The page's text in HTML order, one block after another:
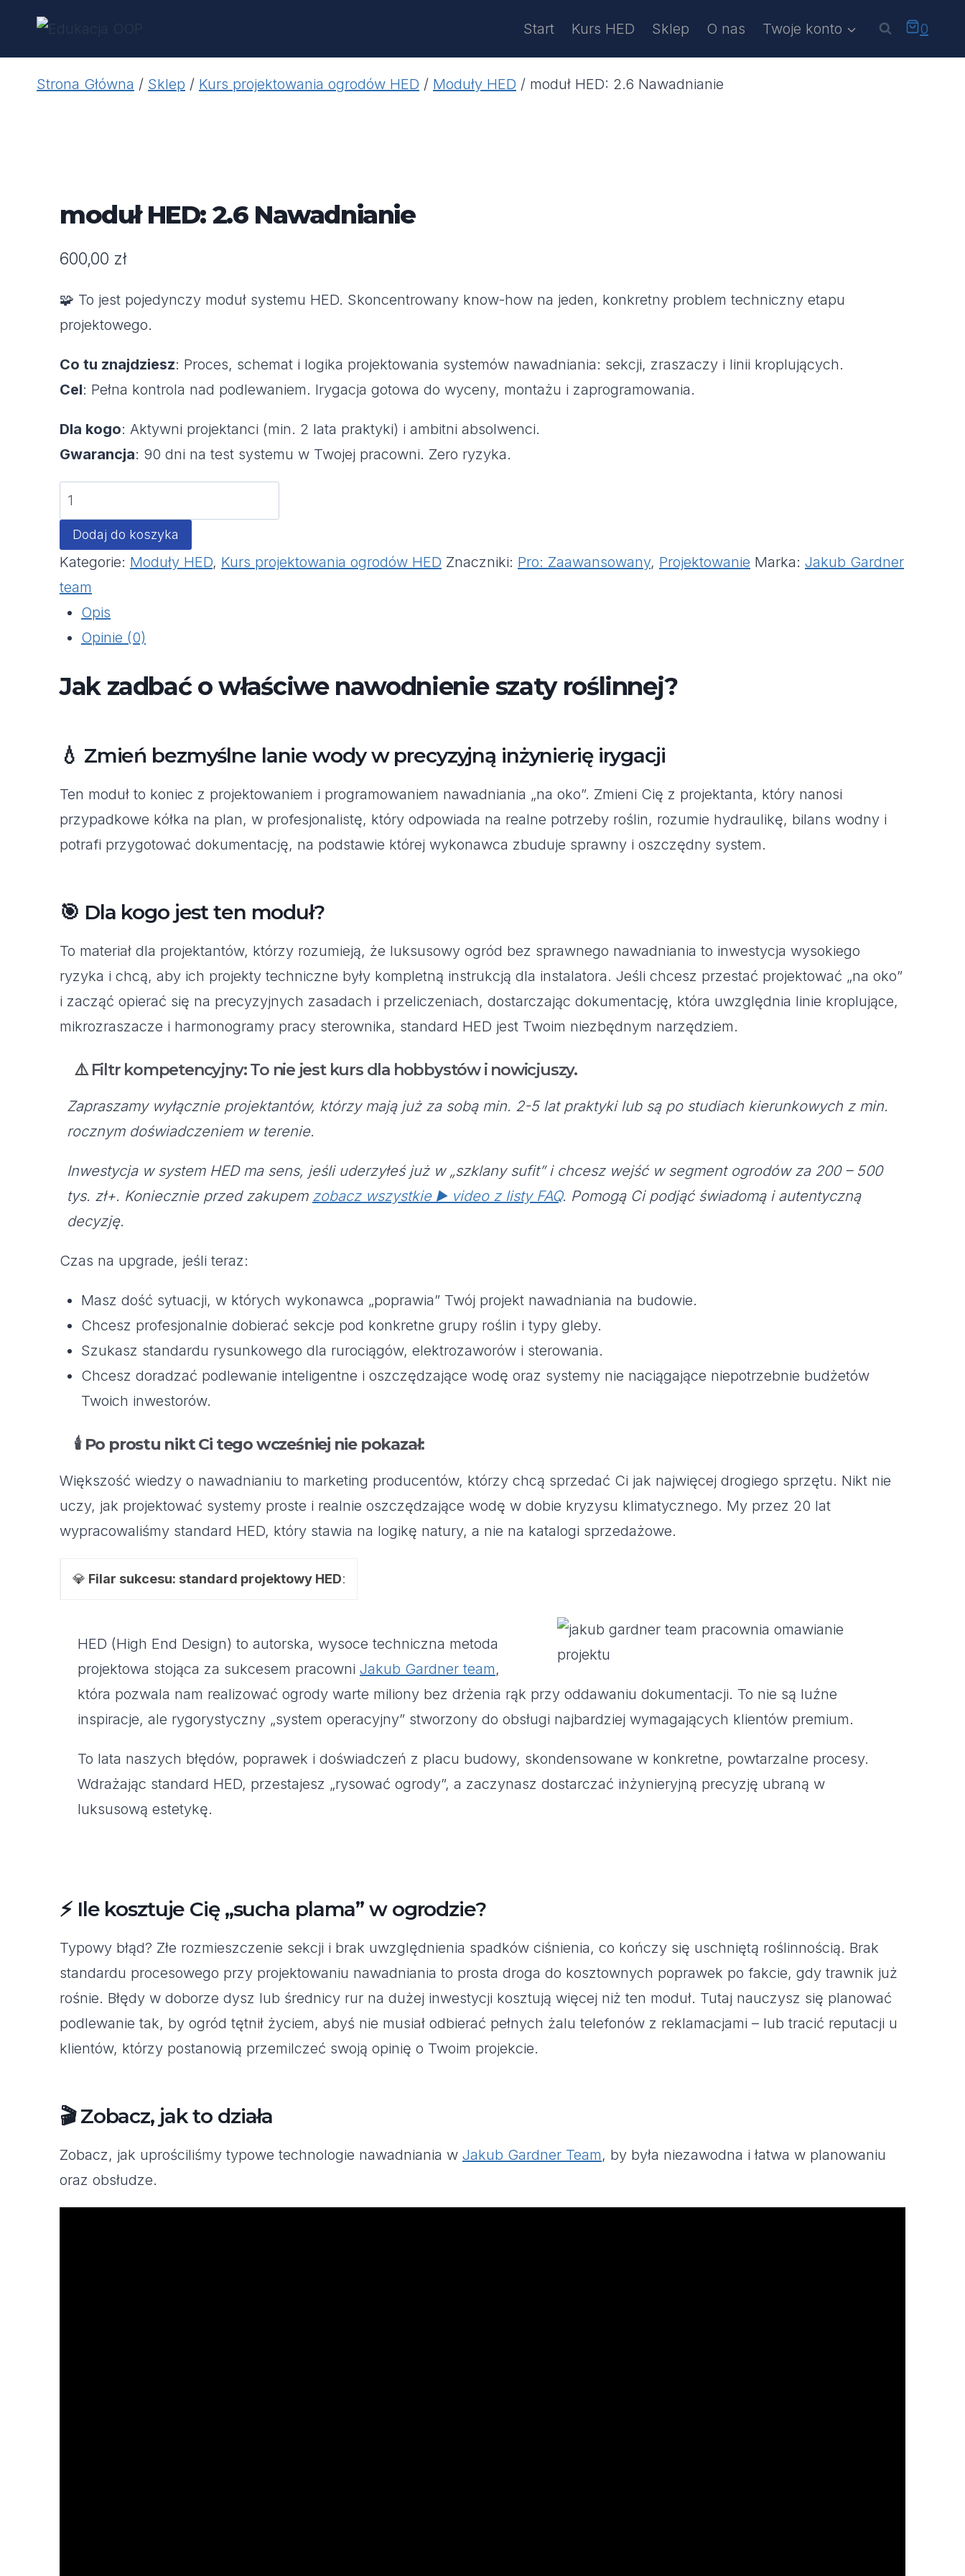
treści
Start Kurs HED Sklep O nas Twoje konto 0
Strona Główna / Sklep / Kurs projektowania ogrodów HED / Moduły HED / moduł HED: 2.6 Nawadnianie
moduł HED: 2.6 Nawadnianie
600,00 zł
🧩 To jest pojedynczy moduł systemu HED. Skoncentrowany know-how na jeden, konkretny problem techniczny etapu
projektowego.
Co tu znajdziesz: Proces, schemat i logika projektowania systemów nawadniania: sekcji, zraszaczy i linii kroplujących.
Cel: Pełna kontrola nad podlewaniem. Irygacja gotowa do wyceny, montażu i zaprogramowania.
Dla kogo: Aktywni projektanci (min. 2 lata praktyki) i ambitni absolwenci.
Gwarancja: 90 dni na test systemu w Twojej pracowni. Zero ryzyka.
ilość
moduł
HED:
2.6
Nawadnianie
Dodaj do koszyka
Kategorie: Moduły HED, Kurs projektowania ogrodów HED Znaczniki: Pro: Zaawansowany, Projektowanie Marka: Jakub Gardner
team
Opis
Opinie (0)
Jak zadbać o właściwe nawodnienie szaty roślinnej?
💧 Zmień bezmyślne lanie wody w precyzyjną inżynierię irygacji
Ten moduł to koniec z projektowaniem i programowaniem nawadniania „na oko”. Zmieni Cię z projektanta, który nanosi
przypadkowe kółka na plan, w profesjonalistę, który odpowiada na realne potrzeby roślin, rozumie hydraulikę, bilans wodny i
potrafi przygotować dokumentację, na podstawie której wykonawca zbuduje sprawny i oszczędny system.
🎯 Dla kogo jest ten moduł?
To materiał dla projektantów, którzy rozumieją, że luksusowy ogród bez sprawnego nawadniania to inwestycja wysokiego
ryzyka i chcą, aby ich projekty techniczne były kompletną instrukcją dla instalatora. Jeśli chcesz przestać projektować „na oko”
i zacząć opierać się na precyzyjnych zasadach i przeliczeniach, dostarczając dokumentację, która uwzględnia linie kroplujące,
mikrozraszacze i harmonogramy pracy sterownika, standard HED jest Twoim niezbędnym narzędziem.
⚠️ Filtr kompetencyjny: To nie jest kurs dla hobbystów i nowicjuszy.
Zapraszamy wyłącznie projektantów, którzy mają już za sobą min. 2-5 lat praktyki lub są po studiach kierunkowych z min.
rocznym doświadczeniem w terenie.
Inwestycja w system HED ma sens, jeśli uderzyłeś już w „szklany sufit” i chcesz wejść w segment ogrodów za 200 – 500
tys. zł+. Koniecznie przed zakupem zobacz wszystkie ▶️ video z listy FAQ. Pomogą Ci podjąć świadomą i autentyczną
decyzję.
Czas na upgrade, jeśli teraz:
Masz dość sytuacji, w których wykonawca „poprawia” Twój projekt nawadniania na budowie.
Chcesz profesjonalnie dobierać sekcje pod konkretne grupy roślin i typy gleby.
Szukasz standardu rysunkowego dla rurociągów, elektrozaworów i sterowania.
Chcesz doradzać podlewanie inteligentne i oszczędzające wodę oraz systemy nie naciągające niepotrzebnie budżetów
Twoich inwestorów.
🕯️ Po prostu nikt Ci tego wcześniej nie pokazał:
Większość wiedzy o nawadnianiu to marketing producentów, którzy chcą sprzedać Ci jak najwięcej drogiego sprzętu. Nikt nie
uczy, jak projektować systemy proste i realnie oszczędzające wodę w dobie kryzysu klimatycznego. My przez 20 lat
wypracowaliśmy standard HED, który stawia na logikę natury, a nie na katalogi sprzedażowe.
💎 Filar sukcesu: standard projektowy HED:
HED (High End Design) to autorska, wysoce techniczna metoda
projektowa stojąca za sukcesem pracowni Jakub Gardner team,
która pozwala nam realizować ogrody warte miliony bez drżenia rąk przy oddawaniu dokumentacji. To nie są luźne
inspiracje, ale rygorystyczny „system operacyjny” stworzony do obsługi najbardziej wymagających klientów premium.
To lata naszych błędów, poprawek i doświadczeń z placu budowy, skondensowane w konkretne, powtarzalne procesy.
Wdrażając standard HED, przestajesz „rysować ogrody”, a zaczynasz dostarczać inżynieryjną precyzję ubraną w
luksusową estetykę.
⚡ Ile kosztuje Cię „sucha plama” w ogrodzie?
Typowy błąd? Złe rozmieszczenie sekcji i brak uwzględnienia spadków ciśnienia, co kończy się uschniętą roślinnością. Brak
standardu procesowego przy projektowaniu nawadniania to prosta droga do kosztownych poprawek po fakcie, gdy trawnik już
rośnie. Błędy w doborze dysz lub średnicy rur na dużej inwestycji kosztują więcej niż ten moduł. Tutaj nauczysz się planować
podlewanie tak, by ogród tętnił życiem, abyś nie musiał odbierać pełnych żalu telefonów z reklamacjami – lub tracić reputacji u
klientów, którzy postanowią przemilczeć swoją opinię o Twoim projekcie.
🎬 Zobacz, jak to działa
Zobacz, jak uprościliśmy typowe technologie nawadniania w Jakub Gardner Team, by była niezawodna i łatwa w planowaniu
oraz obsłudze.